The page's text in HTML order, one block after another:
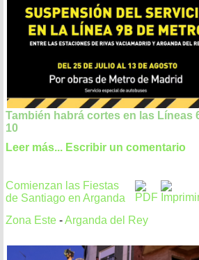
También habrá cortes en las Líneas
10
Leer más... Escribir un comentario
Comienzan las Fiestas
de Santiago en Arganda
Zona Este -Arganda del Rey